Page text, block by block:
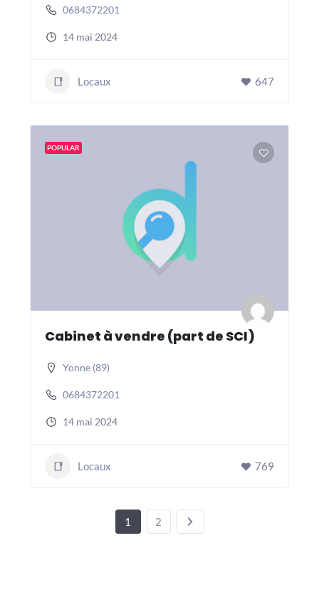
0684372201
14 mai 2024
Locaux 647
POPULAR
Cabinet à vendre (part de SCI)
Yonne (89)
0684372201
14 mai 2024
Locaux 769
1 2